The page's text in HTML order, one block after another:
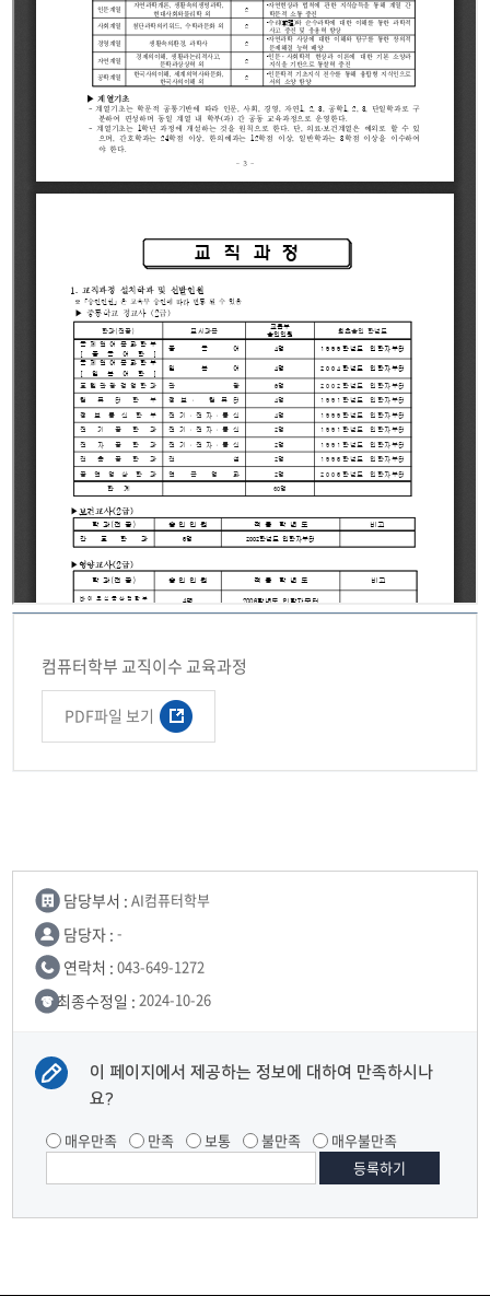
컴퓨터학부 교직이수 교육과정
PDF파일 보기
담당부서 : AI컴퓨터학부
담당자 : -
연락처 : 043-649-1272
최종수정일 : 2024-10-26
이 페이지에서 제공하는 정보에 대하여 만족하시나
요?
매우만족 만족 보통 불만족 매우불만족